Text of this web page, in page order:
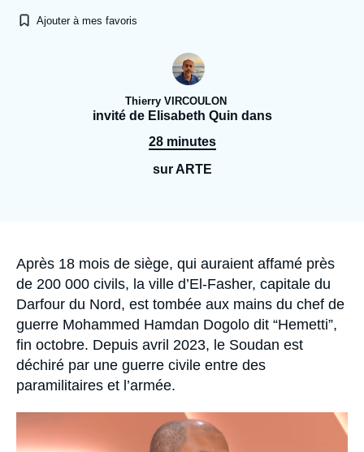
Se connecter
À propos de l'Ifri
Proche-Orient
Ajouter à mes favoris
Thierry VIRCOULON
invité de Elisabeth Quin dans
28 minutes
sur ARTE
Accroche
Après 18 mois de siège, qui auraient affamé près
de 200 000 civils, la ville d’El-Fasher, capitale du
Darfour du Nord, est tombée aux mains du chef de
guerre Mohammed Hamdan Dogolo dit “Hemetti”,
fin octobre. Depuis avril 2023, le Soudan est
déchiré par une guerre civile entre des
paramilitaires et l’armée.
médiatique